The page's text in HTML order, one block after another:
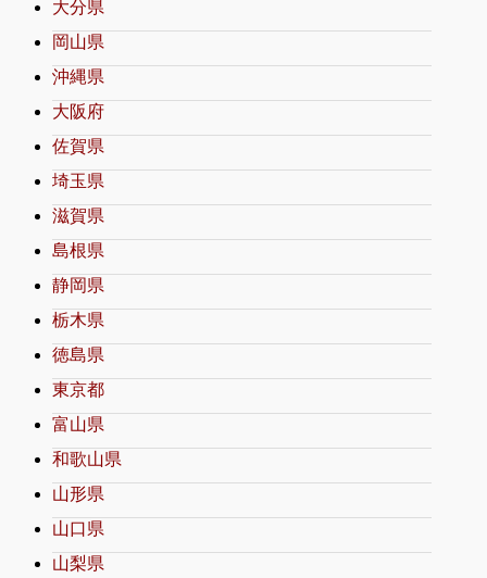
大分県
岡山県
沖縄県
大阪府
佐賀県
埼玉県
滋賀県
島根県
静岡県
栃木県
徳島県
東京都
富山県
和歌山県
山形県
山口県
山梨県